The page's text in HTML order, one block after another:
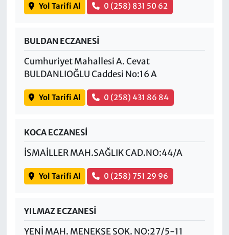
Yol Tarifi Al 0 (258) 831 50 62
BULDAN ECZANESİ
Cumhuriyet Mahallesi A. Cevat
BULDANLIOĞLU Caddesi No:16 A
Yol Tarifi Al 0 (258) 431 86 84
KOCA ECZANESİ
İSMAİLLER MAH.SAĞLIK CAD.NO:44/A
Yol Tarifi Al 0 (258) 751 29 96
YILMAZ ECZANESİ
YENİ MAH. MENEKŞE SOK. NO:27/5-11